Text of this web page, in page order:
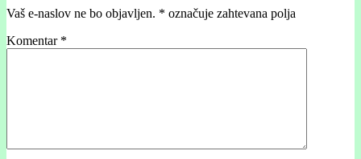
Vaš e-naslov ne bo objavljen. * označuje zahtevana polja
Komentar *